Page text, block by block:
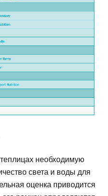
необходимую
света и воды для
оценка приводится